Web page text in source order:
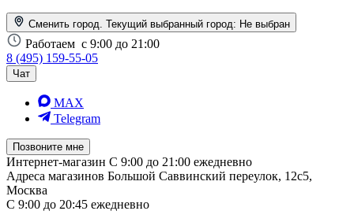
Сменить город. Текущий выбранный город: Не выбран
Работаем с 9:00 до 21:00
8 (495) 159-55-05
Чат
MAX
Telegram
Позвоните мне
Интернет-магазин С 9:00 до 21:00 ежедневно
Адреса магазинов Большой Саввинский переулок, 12с5,
Москва
С 9:00 до 20:45 ежедневно